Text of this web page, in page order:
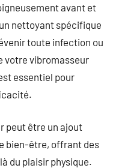
avant et
nettoyant spécifique
toute infection ou
votre vibromasseur
essentiel pour
peut être un ajout
bien-être, offrant des
du plaisir physique.